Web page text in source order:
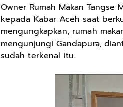
Owner Rumah Makan Tangse
kepada Kabar Aceh saat
mengungkapkan, rumah
mengunjungi Gandapura,
sudah terkenal itu.